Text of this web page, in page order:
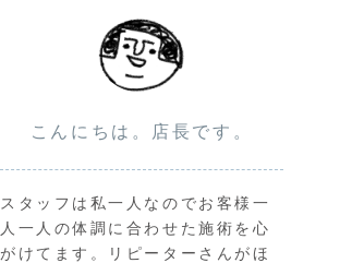
こんにちは。店長です。
スタッフは私一人なのでお客様一
人一人の体調に合わせた施術を心
がけてます。リピーターさんがほ